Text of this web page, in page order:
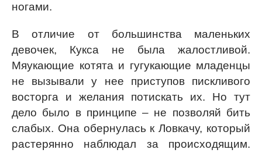
ногами.
В отличие от большинства маленьких
девочек, Кукса не была жалостливой.
Мяукающие котята и гугукающие младенцы
не вызывали у нее приступов пискливого
восторга и желания потискать их. Но тут
дело было в принципе – не позволяй бить
слабых. Она обернулась к Ловкачу, который
растерянно наблюдал за происходящим.